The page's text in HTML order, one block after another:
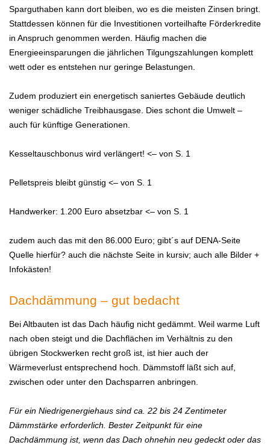
Sparguthaben kann dort bleiben, wo es die meisten Zinsen bringt.
Stattdessen können für die Investitionen vorteilhafte Förderkredite
in Anspruch genommen werden. Häufig machen die
Energieeinsparungen die jährlichen Tilgungszahlungen komplett
wett oder es entstehen nur geringe Belastungen.
Zudem produziert ein energetisch saniertes Gebäude deutlich
weniger schädliche Treibhausgase. Dies schont die Umwelt –
auch für künftige Generationen.
Kesseltauschbonus wird verlängert! <– von S. 1
Pelletspreis bleibt günstig <– von S. 1
Handwerker: 1.200 Euro absetzbar <– von S. 1
zudem auch das mit den 86.000 Euro; gibt´s auf DENA-Seite
Quelle hierfür? auch die nächste Seite in kursiv; auch alle Bilder +
Infokästen!
Dachdämmung – gut bedacht
Bei Altbauten ist das Dach häufig nicht gedämmt. Weil warme Luft
nach oben steigt und die Dachflächen im Verhältnis zu den
übrigen Stockwerken recht groß ist, ist hier auch der
Wärmeverlust entsprechend hoch. Dämmstoff läßt sich auf,
zwischen oder unter den Dachsparren anbringen.
Für ein Niedrigenergiehaus sind ca. 22 bis 24 Zentimeter
Dämmstärke erforderlich. Bester Zeitpunkt für eine
Dachdämmung ist, wenn das Dach ohnehin neu gedeckt oder das